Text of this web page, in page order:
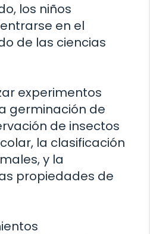
los niños
en el
de las ciencias
experimentos
germinación de
de insectos
la clasificación
y la
propiedades de